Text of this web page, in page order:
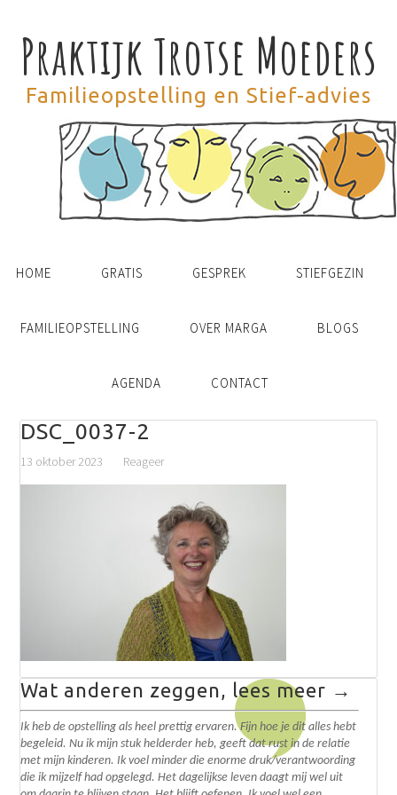
Praktijk Trotse Moeders
Familieopstelling en Stief-advies
HOME GRATIS GESPREK STIEFGEZIN
FAMILIEOPSTELLING OVER MARGA BLOGS
AGENDA CONTACT
DSC_0037-2
13 oktober 2023 Reageer
Wat anderen zeggen, lees meer →
Ik heb de opstelling als heel prettig ervaren. Fijn hoe je dit alles hebt
begeleid. Nu ik mijn stuk helderder heb, geeft dat rust in de relatie
met mijn kinderen. Ik voel minder die enorme druk/verantwoording
die ik mijzelf had opgelegd.Het dagelijkse leven daagt mij wel uit